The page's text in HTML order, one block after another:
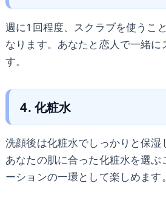
週に1回程度、スクラブを使うこ
なります。あなたと恋人で一緒
す。
4. 化粧水
洗顔後は化粧水でしっかりと保湿
あなたの肌に合った化粧水を選
ーションの一環として楽しめます。